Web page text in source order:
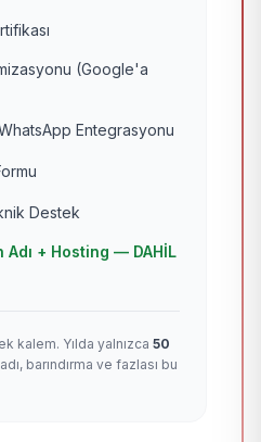
(Google'a
Entegrasyonu
Destek
+ Hosting — DAHİL
kalem. Yılda yalnızca 50
barındırma ve fazlası bu